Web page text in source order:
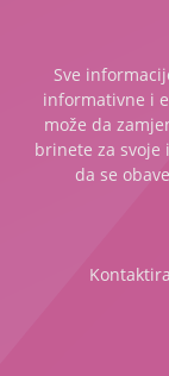
Sve
informativne i
može da
brinete za svoje
da se